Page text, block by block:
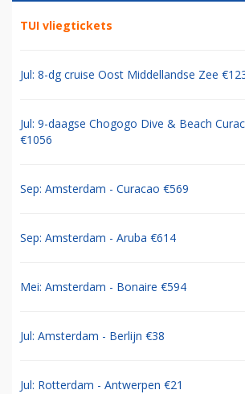
TUI vliegtickets
Jul: 8-dg cruise Oost Middellandse Zee
Jul: 9-daagse Chogogo Dive & Beach
€1056
Sep: Amsterdam - Curacao €569
Sep: Amsterdam - Aruba €614
Mei: Amsterdam - Bonaire €594
Jul: Amsterdam - Berlijn €38
Jul: Rotterdam - Antwerpen €21